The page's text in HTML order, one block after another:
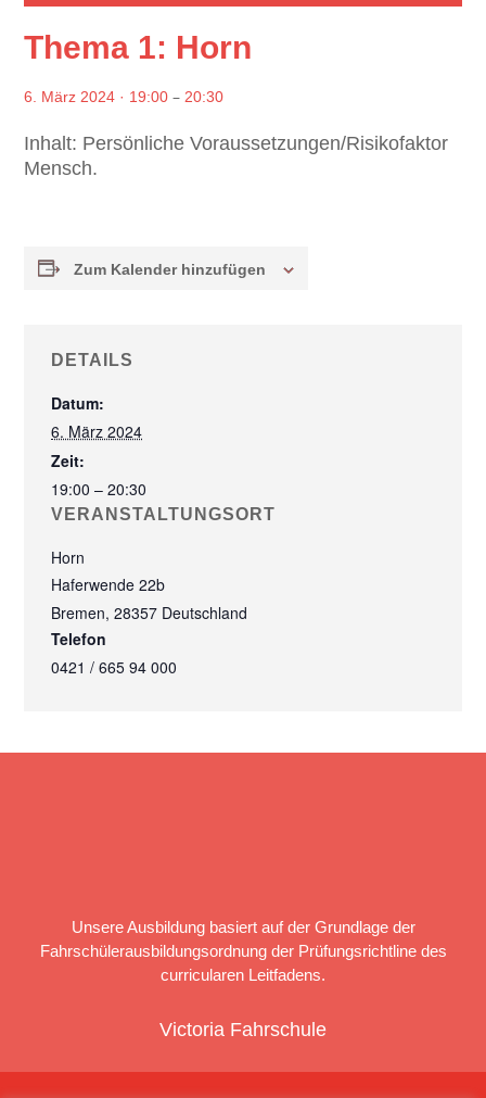
Thema 1: Horn
6. März 2024 · 19:00 – 20:30
Inhalt: Persönliche Voraussetzungen/Risikofaktor
Mensch.
Zum Kalender hinzufügen
DETAILS
Datum:
6. März 2024
Zeit:
19:00 – 20:30
VERANSTALTUNGSORT
Horn
Haferwende 22b
Bremen, 28357 Deutschland
Telefon
0421 / 665 94 000
Unsere Ausbildung basiert auf der Grundlage der
Fahrschülerausbildungsordnung der Prüfungsrichtline des
curricularen Leitfadens.
Victoria Fahrschule